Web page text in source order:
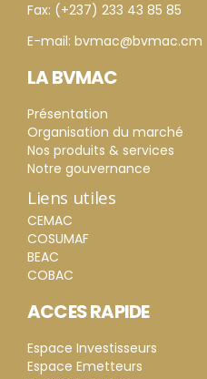
Fax: (+237) 233 43 85 85
E-mail: bvmac@bvmac.cm
LA BVMAC
Présentation
Organisation du marché
Nos produits & services
Notre gouvernance
Liens utiles
CEMAC
COSUMAF
BEAC
COBAC
ACCES RAPIDE
Espace Investisseurs
Espace Emetteurs